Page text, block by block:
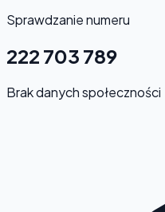
Sprawdzanie numeru
222 703 789
Brak danych społeczności